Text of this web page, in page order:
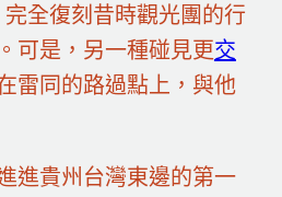
全復刻昔時觀光團的行
可是，另一種碰見更交
雷同的路過點上，與他
進貴州台灣東邊的第一